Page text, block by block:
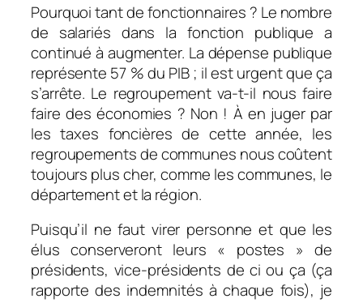
Pourquoi tant de fonctionnaires ? Le nombre
de salariés dans la fonction publique a
continué à augmenter. La dépense publique
représente 57 % du PIB ; il est urgent que ça
s’arrête. Le regroupement va-t-il nous faire
faire des économies ? Non ! À en juger par
les taxes foncières de cette année, les
regroupements de communes nous coûtent
toujours plus cher, comme les communes, le
département et la région.
Puisqu’il ne faut virer personne et que les
élus conserveront leurs « postes » de
présidents, vice-présidents de ci ou ça (ça
rapporte des indemnités à chaque fois), je